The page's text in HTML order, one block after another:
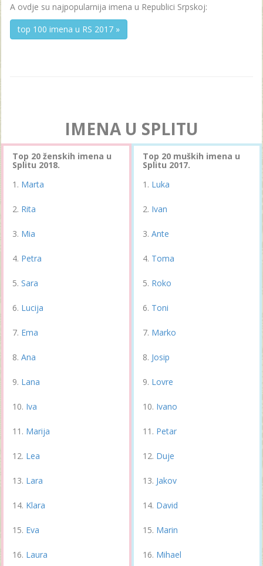
A ovdje su najpopularnija imena u Republici Srpskoj:
top 100 imena u RS 2017 »
IMENA U SPLITU
Top 20 ženskih imena u
Splitu 2018.
Marta
Rita
Mia
Petra
Sara
Lucija
Ema
Ana
Lana
Iva
Marija
Lea
Lara
Klara
Eva
Laura
Top 20 muških imena u
Splitu 2017.
Luka
Ivan
Ante
Toma
Roko
Toni
Marko
Josip
Lovre
Ivano
Petar
Duje
Jakov
David
Marin
Mihael